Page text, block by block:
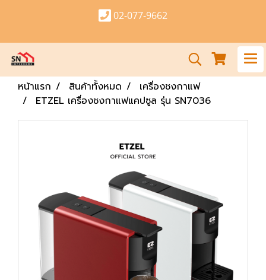
02-077-9662
หน้าแรก สินค้าทั้งหมด
เครื่องชงกาแฟ
ETZEL เครื่องชงกาแฟแคปซูล รุ่น SN7036